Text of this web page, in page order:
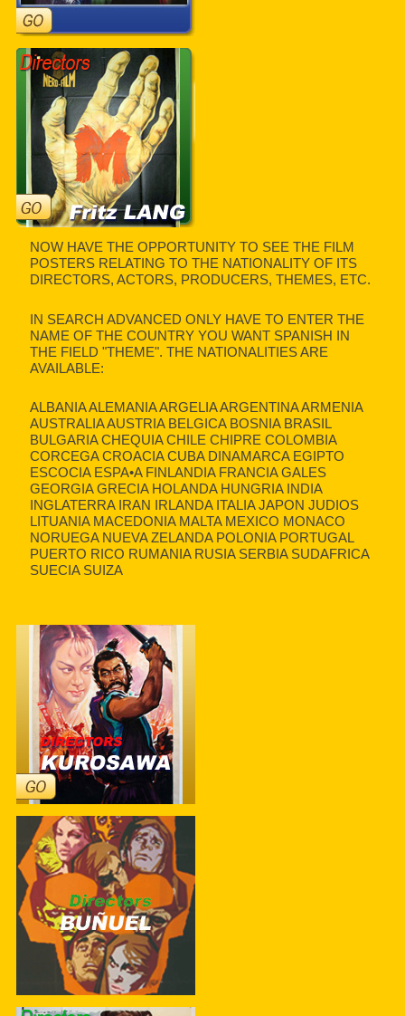
NOW HAVE THE OPPORTUNITY TO SEE THE FILM
POSTERS RELATING TO THE NATIONALITY OF ITS
DIRECTORS, ACTORS, PRODUCERS, THEMES, ETC.
IN SEARCH ADVANCED ONLY HAVE TO ENTER THE
NAME OF THE COUNTRY YOU WANT SPANISH IN
THE FIELD "THEME". THE NATIONALITIES ARE
AVAILABLE:
ALBANIA ALEMANIA ARGELIA ARGENTINA ARMENIA
AUSTRALIA AUSTRIA BELGICA BOSNIA BRASIL
BULGARIA CHEQUIA CHILE CHIPRE COLOMBIA
CORCEGA CROACIA CUBA DINAMARCA EGIPTO
ESCOCIA ESPA•A FINLANDIA FRANCIA GALES
GEORGIA GRECIA HOLANDA HUNGRIA INDIA
INGLATERRA IRAN IRLANDA ITALIA JAPON JUDIOS
LITUANIA MACEDONIA MALTA MEXICO MONACO
NORUEGA NUEVA ZELANDA POLONIA PORTUGAL
PUERTO RICO RUMANIA RUSIA SERBIA SUDAFRICA
SUECIA SUIZA